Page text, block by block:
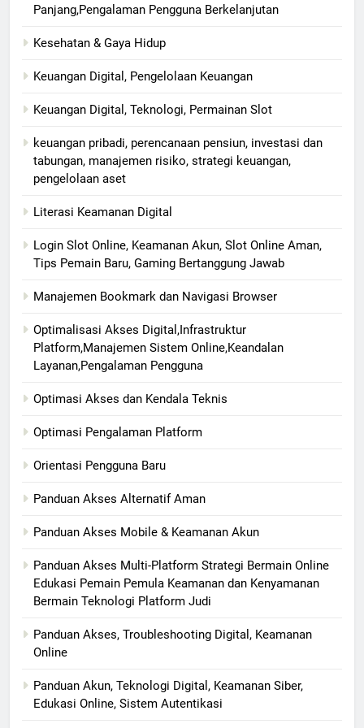
Panjang,Pengalaman Pengguna Berkelanjutan
Kesehatan & Gaya Hidup
Keuangan Digital, Pengelolaan Keuangan
Keuangan Digital, Teknologi, Permainan Slot
keuangan pribadi, perencanaan pensiun, investasi dan
tabungan, manajemen risiko, strategi keuangan,
pengelolaan aset
Literasi Keamanan Digital
Login Slot Online, Keamanan Akun, Slot Online Aman,
Tips Pemain Baru, Gaming Bertanggung Jawab
Manajemen Bookmark dan Navigasi Browser
Optimalisasi Akses Digital,Infrastruktur
Platform,Manajemen Sistem Online,Keandalan
Layanan,Pengalaman Pengguna
Optimasi Akses dan Kendala Teknis
Optimasi Pengalaman Platform
Orientasi Pengguna Baru
Panduan Akses Alternatif Aman
Panduan Akses Mobile & Keamanan Akun
Panduan Akses Multi-Platform Strategi Bermain Online
Edukasi Pemain Pemula Keamanan dan Kenyamanan
Bermain Teknologi Platform Judi
Panduan Akses, Troubleshooting Digital, Keamanan
Online
Panduan Akun, Teknologi Digital, Keamanan Siber,
Edukasi Online, Sistem Autentikasi